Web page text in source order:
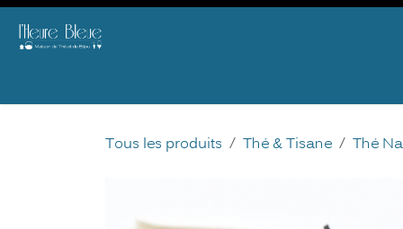
Se rendre au contenu
Tous les produits Thé & Tisane Thé